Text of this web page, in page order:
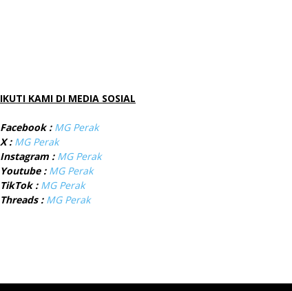
IKUTI KAMI DI MEDIA SOSIAL
Facebook : MG Perak
X : MG Perak
Instagram : MG Perak
Youtube : MG Perak
TikTok : MG Perak
Threads : MG Perak